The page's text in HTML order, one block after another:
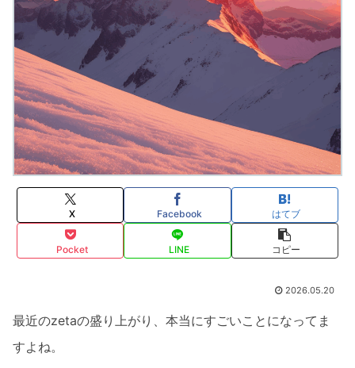
X Facebook はてブ
Pocket LINE コピー
2026.05.20
最近のzetaの盛り上がり、本当にすごいことになってま
すよね。